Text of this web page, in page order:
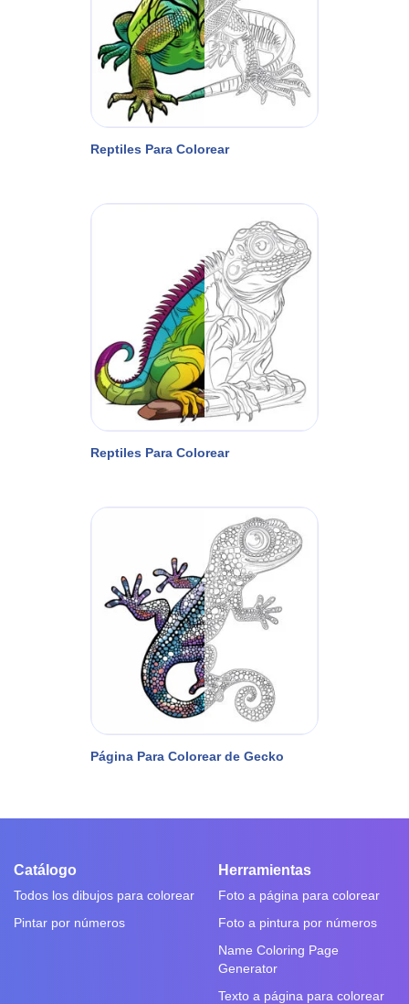
Reptiles Para Colorear
Reptiles Para Colorear
Página Para Colorear de Gecko
Catálogo
Todos los dibujos para colorear
Pintar por números
Herramientas
Foto a página para colorear
Foto a pintura por números
Name Coloring Page
Generator
Texto a página para colorear